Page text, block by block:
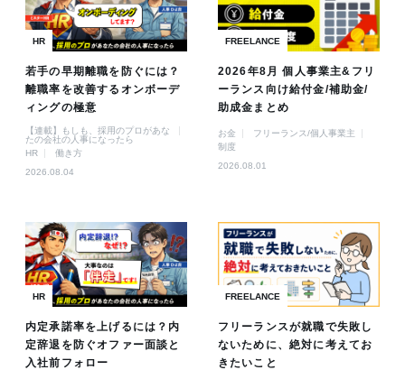
HR
若手の早期離職を防ぐには？
離職率を改善するオンボーデ
ィングの極意
【連載】もしも、採用のプロがあな
たの会社の人事になったら
HR
働き方
2026.08.04
FREELANCE
2026年8月 個人事業主&フリ
ーランス向け給付金/補助金/
助成金まとめ
お金
フリーランス/個人事業主
制度
2026.08.01
HR
内定承諾率を上げるには？内
定辞退を防ぐオファー面談と
入社前フォロー
FREELANCE
フリーランスが就職で失敗し
ないために、絶対に考えてお
きたいこと